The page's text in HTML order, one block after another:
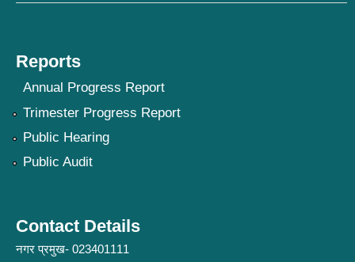
Reports
Annual Progress Report
Trimester Progress Report
Public Hearing
Public Audit
Contact Details
नगर प्रमुख- 023401111